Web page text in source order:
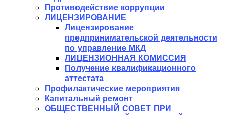
Противодействие коррупции
ЛИЦЕНЗИРОВАНИЕ
Лицензирование
предпринимательской деятельности
по управление МКД
ЛИЦЕНЗИОННАЯ КОМИССИЯ
Получение квалификационного
аттестата
Профилактические мероприятия
Капитальный ремонт
ОБЩЕСТВЕННЫЙ СОВЕТ ПРИ